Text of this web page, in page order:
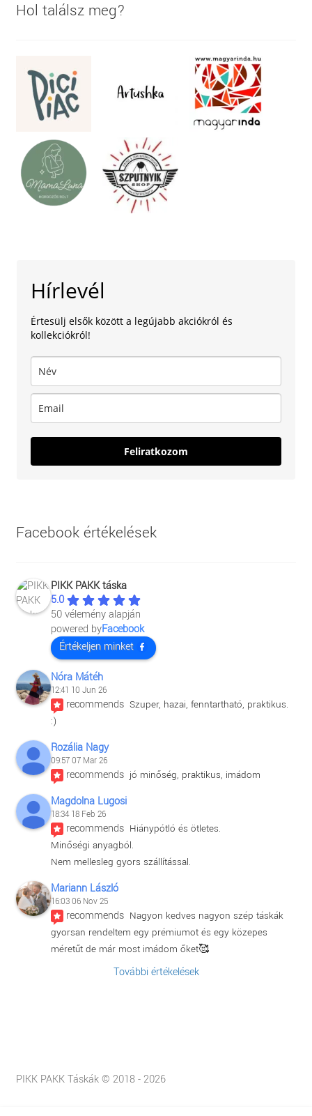
Hol találsz meg?
Hírlevél
Értesülj elsők között a legújabb akciókról és
kollekciókról!
Feliratkozom
Facebook értékelések
PIKK PAKK táska
5.0
50 vélemény alapján
powered byFacebook
Értékeljen minket
Nóra Mátéh
12:41 10 Jun 26
recommends Szuper, hazai, fenntartható, praktikus.
:)
Rozália Nagy
09:57 07 Mar 26
recommends jó minőség, praktikus, imádom
Magdolna Lugosi
18:34 18 Feb 26
recommends Hiánypótló és ötletes.
Minőségi anyagból.
Nem mellesleg gyors szállítással.
Mariann László
16:03 06 Nov 25
recommends Nagyon kedves nagyon szép táskák
gyorsan rendeltem egy prémiumot és egy közepes
méretűt de már most imádom őket🥰
További értékelések
PIKK PAKK Táskák © 2018 - 2026